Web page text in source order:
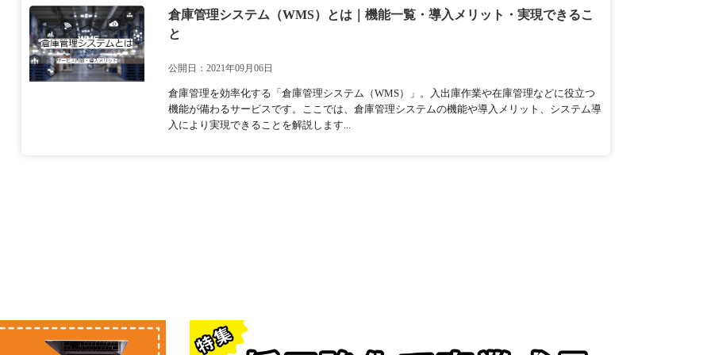
倉庫管理システム（WMS）とは｜機能一覧・導入メリット・実現できるこ
と
公開日：2021年09月06日
倉庫管理を効率化する「倉庫管理システム（WMS）」。入出庫作業や在庫管理などに役立つ
機能が備わるサービスです。ここでは、倉庫管理システムの機能や導入メリット、システム導
入により実現できることを解説します...